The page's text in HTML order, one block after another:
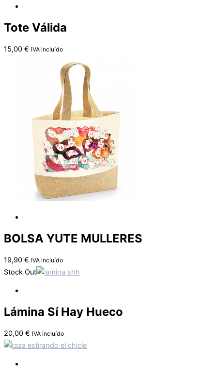
Tote Válida
15,00 € IVA incluído
BOLSA YUTE MULLERES
19,90 € IVA incluído
Stock Out
Lámina Sí Hay Hueco
20,00 € IVA incluído